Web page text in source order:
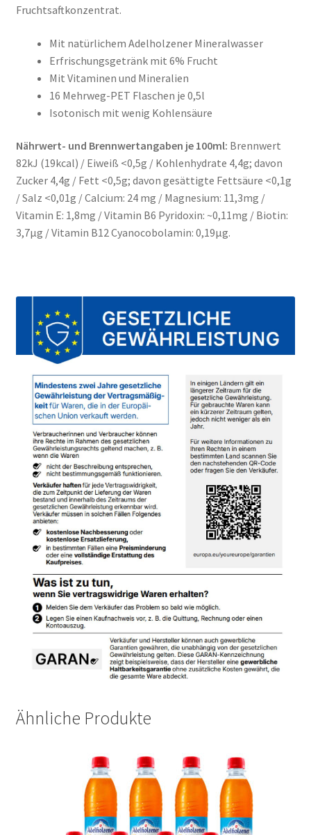
Fruchtsaftkonzentrat.
Mit natürlichem Adelholzener Mineralwasser
Erfrischungsgetränk mit 6% Frucht
Mit Vitaminen und Mineralien
16 Mehrweg-PET Flaschen je 0,5l
Isotonisch mit wenig Kohlensäure
Nährwert- und Brennwertangaben je 100ml: Brennwert
82kJ (19kcal) / Eiweiß <0,5g / Kohlenhydrate 4,4g; davon
Zucker 4,4g / Fett <0,5g; davon gesättigte Fettsäure <0,1g
/ Salz <0,01g / Calcium: 24 mg / Magnesium: 11,3mg /
Vitamin E: 1,8mg / Vitamin B6 Pyridoxin: ~0,11mg / Biotin:
3,7µg / Vitamin B12 Cyanocobolamin: 0,19µg.
Ähnliche Produkte